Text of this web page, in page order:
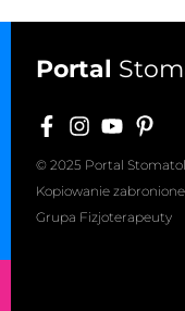
Portal
© 2025 Portal
Kopiowanie
Grupa Fizjoterapeuty